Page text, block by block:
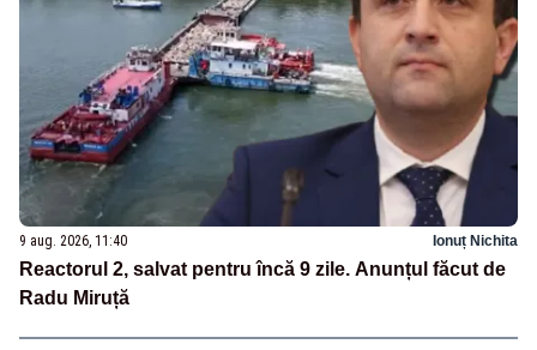
9 aug. 2026, 11:40 Ionuț Nichita
Reactorul 2, salvat pentru încă 9 zile. Anunțul făcut de
Radu Miruță